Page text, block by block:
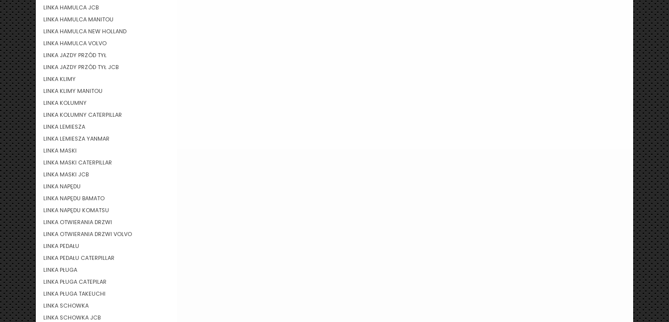
LINKA HAMULCA JCB
LINKA HAMULCA MANITOU
LINKA HAMULCA NEW HOLLAND
LINKA HAMULCA VOLVO
LINKA JAZDY PRZÓD TYŁ
LINKA JAZDY PRZÓD TYŁ JCB
LINKA KLIMY
LINKA KLIMY MANITOU
LINKA KOLUMNY
LINKA KOLUMNY CATERPILLAR
LINKA LEMIESZA
LINKA LEMIESZA YANMAR
LINKA MASKI
LINKA MASKI CATERPILLAR
LINKA MASKI JCB
LINKA NAPĘDU
LINKA NAPĘDU BAMATO
LINKA NAPĘDU KOMATSU
LINKA OTWIERANIA DRZWI
LINKA OTWIERANIA DRZWI VOLVO
LINKA PEDAŁU
LINKA PEDAŁU CATERPILLAR
LINKA PŁUGA
LINKA PŁUGA CATEPILAR
LINKA PŁUGA TAKEUCHI
LINKA SCHOWKA
LINKA SCHOWKA JCB